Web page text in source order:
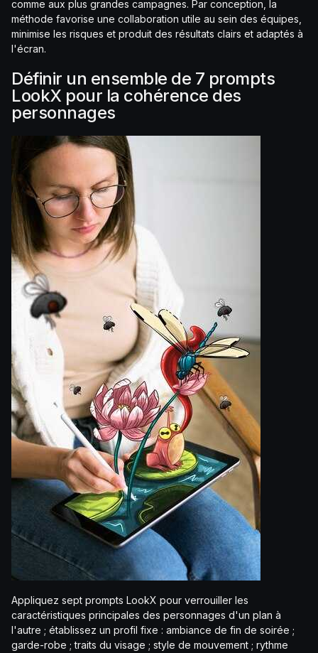
comme aux plus grandes campagnes. Par conception, la
méthode favorise une collaboration utile au sein des équipes,
minimise les risques et produit des résultats clairs et adaptés à
l'écran.
Définir un ensemble de 7 prompts
LookX pour la cohérence des
personnages
Appliquez sept prompts LookX pour verrouiller les
caractéristiques principales des personnages d'un plan à
l'autre ; établissez un profil fixe : ambiance de fin de soirée ;
garde-robe ; traits du visage ; style de mouvement ; rythme